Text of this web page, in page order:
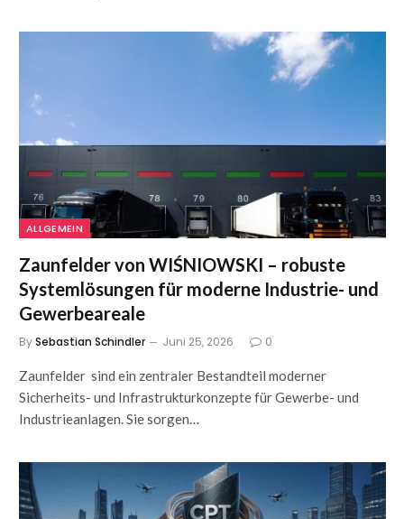
ALLGEMEIN
Zaunfelder von WIŚNIOWSKI – robuste
Systemlösungen für moderne Industrie- und
Gewerbeareale
BySebastian Schindler Juni 25, 2026 0
Zaunfelder sind ein zentraler Bestandteil moderner
Sicherheits- und Infrastrukturkonzepte für Gewerbe- und
Industrieanlagen. Sie sorgen…